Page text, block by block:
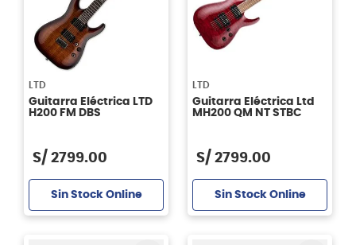
LTD
Guitarra Eléctrica LTD
H200 FM DBS
S/ 2799.00
Sin Stock Online
LTD
Guitarra Eléctrica Ltd
MH200 QM NT STBC
S/ 2799.00
Sin Stock Online